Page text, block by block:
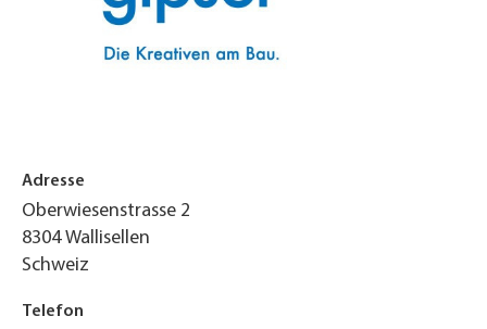
Adresse
Oberwiesenstrasse 2
8304 Wallisellen
Schweiz
Telefon